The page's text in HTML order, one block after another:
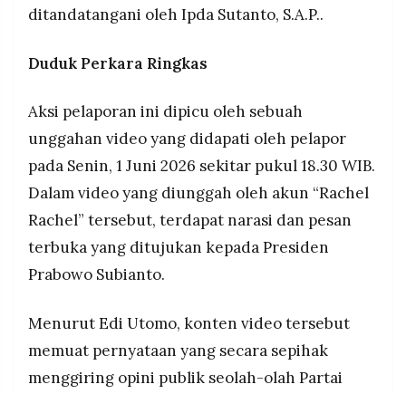
ditandatangani oleh Ipda Sutanto, S.A.P..
Duduk Perkara Ringkas
Aksi pelaporan ini dipicu oleh sebuah
unggahan video yang didapati oleh pelapor
pada Senin, 1 Juni 2026 sekitar pukul 18.30 WIB.
Dalam video yang diunggah oleh akun “Rachel
Rachel” tersebut, terdapat narasi dan pesan
terbuka yang ditujukan kepada Presiden
Prabowo Subianto.
Menurut Edi Utomo, konten video tersebut
memuat pernyataan yang secara sepihak
menggiring opini publik seolah-olah Partai